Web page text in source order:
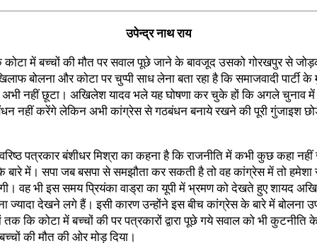
उपेन्द्र नाथ राय
कोटा में बच्चों की मौत पर सवाल पूछे जाने के बावजूद उसको गोरखपुर से
बोलना और कोटा पर चुप्पी साध लेना बता रहा है कि समाजवादी पार्टी के
अभी नहीं छूटा। अखिलेश यादव भले यह घोषणा कर चुके हों कि अगले चुनाव में
नहीं करेंगे लेकिन अभी कांग्रेस से गठबंधन बनाये रखने की पूरी गुंजाइश
पत्रकार बंशीधर मिश्रा का कहना है कि राजनीति में कभी कुछ कहा
बारे में। सपा जब बसपा से समझौता कर सकती है तो वह कांग्रेस में तो हमेशा
वह भी इस समय प्रियंका वाड्रा का यूपी में भ्रमण को देखते हुए शायद
ज्यादा देखने लगे हैं। इसी कारण उन्होंने इस बीच कांग्रेस के बारे में बोलना
कि कोटा में बच्चों की पर पत्रकारों द्वारा पूछे गये सवाल को भी कुटनीति
की मौत की ओर मोड़ दिया।